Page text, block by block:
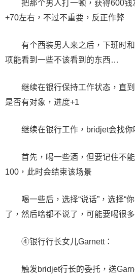
把那个男人打一顿，获得600
+70左右，不过不重要，反正作弊
有个西装男人来之后，下班时
项能看到一些不该看到的东西…
继续在银行保持工作状态，直
是否有对象，进度+1
继续在银行工作，bridjet会找你
首先，喝一些酒，但要记住不
100，此时会结束该场景
喝一些后，选择“说话”，选择“
了，然后啥都不说了，可能要喝很
④银行行长女儿Garnett：
触发bridjet行长的委托，送